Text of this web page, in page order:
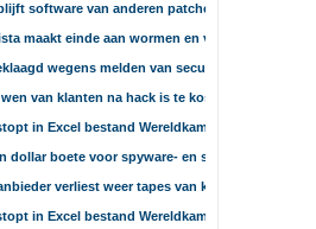
software van anderen patchen
maakt einde aan wormen en virussen
wegens melden van security lekken
van klanten na hack is te kostbaar"
in Excel bestand Wereldkampioenschap
dollar boete voor spyware- en spamkoning
verliest weer tapes van klanten
in Excel bestand Wereldkampioenschap